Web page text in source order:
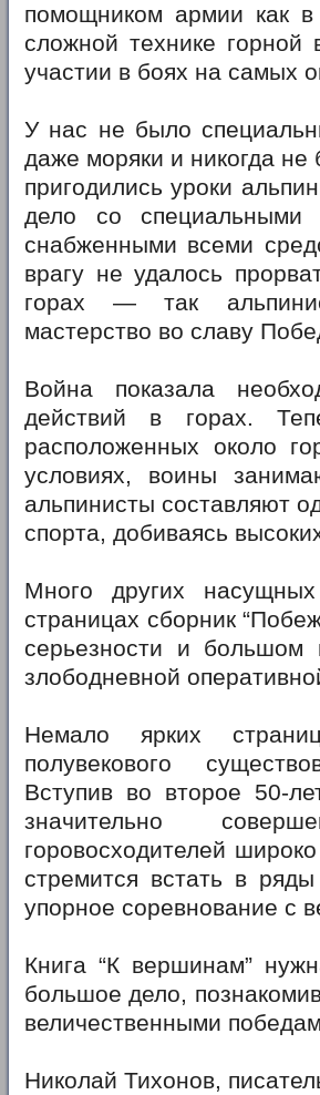
помощником армии как в
сложной технике горной
участии в боях на самых
У нас не было
даже моряки и никогда
пригодились уроки
дело со специальными
снабженными всеми
врагу не удалось
горах — так
мастерство во славу
Война показала
действий в горах.
расположенных около
условиях, воины
альпинисты составляют
спорта, добиваясь
Много других
страницах сборник
серьезности и
злободневной
Немало ярких
полувекового
Вступив во второе 50-
значительно
горовосходителей
стремится встать в
упорное соревнование с
Книга “К вершинам”
большое дело,
величественными
Николай Тихонов,